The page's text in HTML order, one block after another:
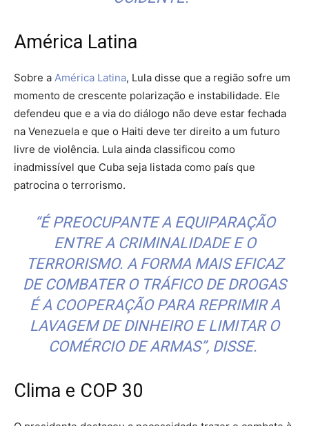
América Latina
Sobre a América Latina, Lula disse que a região sofre um
momento de crescente polarização e instabilidade. Ele
defendeu que e a via do diálogo não deve estar fechada
na Venezuela e que o Haiti deve ter direito a um futuro
livre de violência. Lula ainda classificou como
inadmissível que Cuba seja listada como país que
patrocina o terrorismo.
“É PREOCUPANTE A EQUIPARAÇÃO
ENTRE A CRIMINALIDADE E O
TERRORISMO. A FORMA MAIS EFICAZ
DE COMBATER O TRÁFICO DE DROGAS
É A COOPERAÇÃO PARA REPRIMIR A
LAVAGEM DE DINHEIRO E LIMITAR O
COMÉRCIO DE ARMAS”, DISSE.
Clima e COP 30